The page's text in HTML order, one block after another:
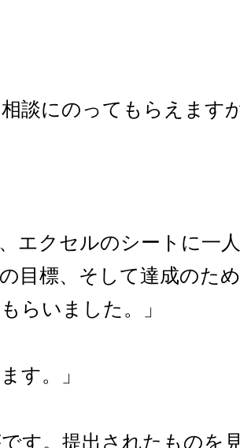
相談にのってもらえます
、エクセルのシートに一
目標、そして達成のた
らいました。」
す。」
です。提出されたものを